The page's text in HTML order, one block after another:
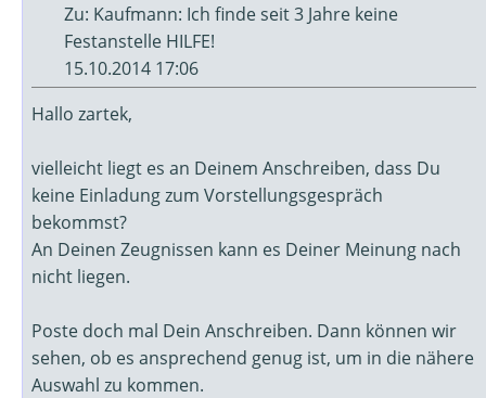
Zu: Kaufmann: Ich finde seit 3 Jahre keine
Festanstelle HILFE!
15.10.2014 17:06
Hallo zartek,
vielleicht liegt es an Deinem Anschreiben, dass Du
keine Einladung zum Vorstellungsgespräch
bekommst?
An Deinen Zeugnissen kann es Deiner Meinung nach
nicht liegen.
Poste doch mal Dein Anschreiben. Dann können wir
sehen, ob es ansprechend genug ist, um in die nähere
Auswahl zu kommen.